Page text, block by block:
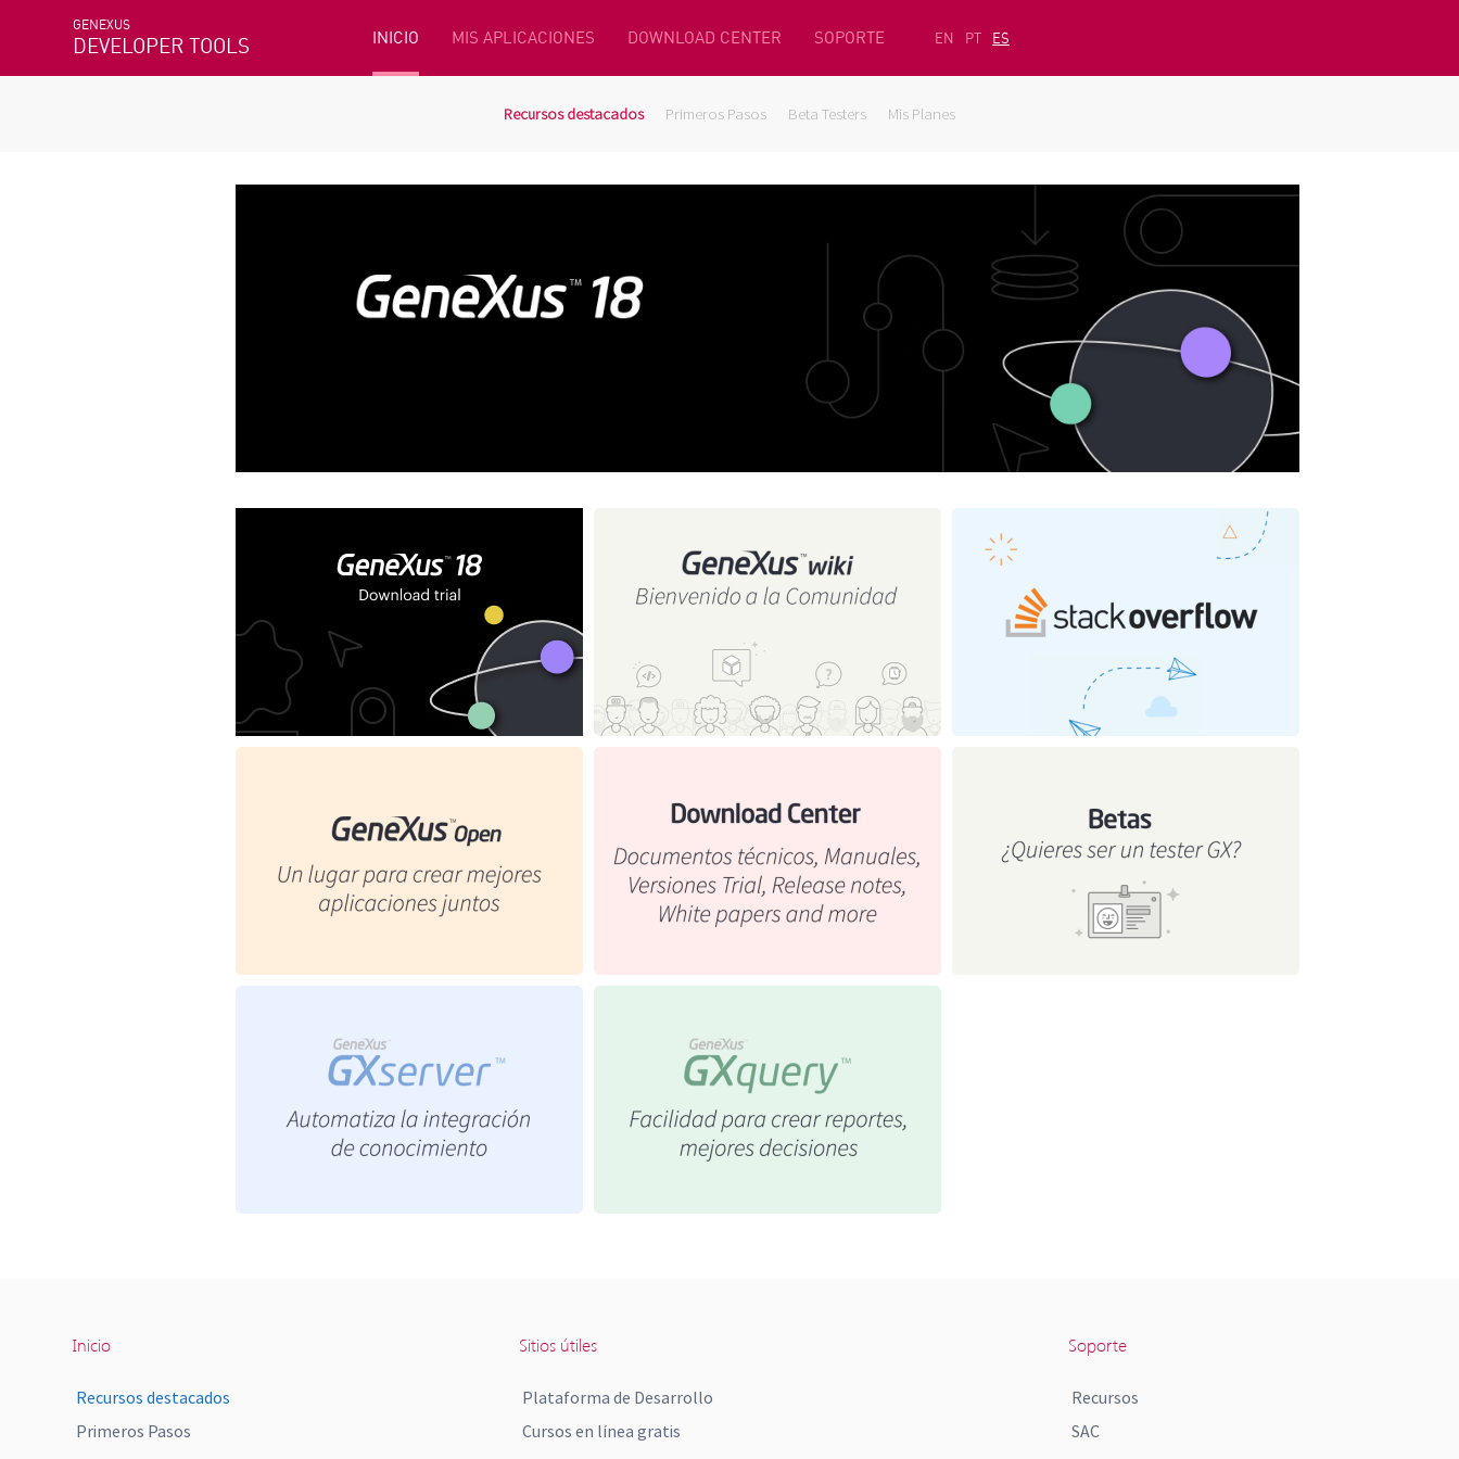
GENEXUS
DEVELOPER TOOLS INICIO MIS APLICACIONES DOWNLOAD CENTER SOPORTE EN PT ES
Recursos destacados Primeros Pasos Beta Testers Mis Planes
Inicio
Recursos destacados
Primeros Pasos
Sitios útiles
Plataforma de Desarrollo
Cursos en línea gratis
Soporte
Recursos
SAC